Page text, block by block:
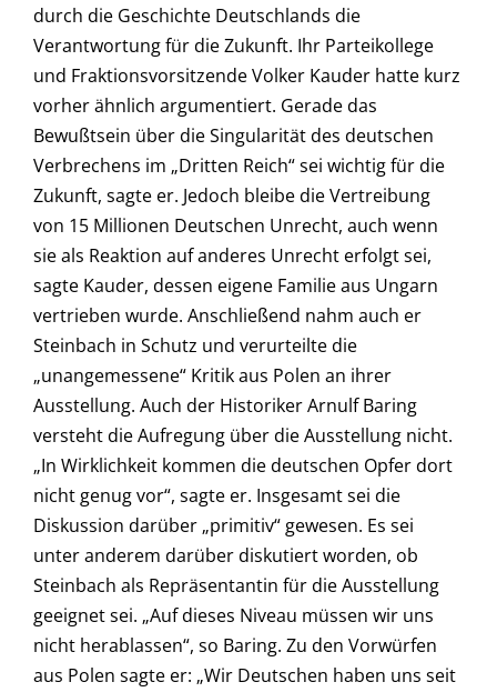
durch die Geschichte Deutschlands die
Verantwortung für die Zukunft. Ihr Parteikollege
und Fraktionsvorsitzende Volker Kauder hatte kurz
vorher ähnlich argumentiert. Gerade das
Bewußtsein über die Singularität des deutschen
Verbrechens im „Dritten Reich“ sei wichtig für die
Zukunft, sagte er. Jedoch bleibe die Vertreibung
von 15 Millionen Deutschen Unrecht, auch wenn
sie als Reaktion auf anderes Unrecht erfolgt sei,
sagte Kauder, dessen eigene Familie aus Ungarn
vertrieben wurde. Anschließend nahm auch er
Steinbach in Schutz und verurteilte die
„unangemessene“ Kritik aus Polen an ihrer
Ausstellung. Auch der Historiker Arnulf Baring
versteht die Aufregung über die Ausstellung nicht.
„In Wirklichkeit kommen die deutschen Opfer dort
nicht genug vor“, sagte er. Insgesamt sei die
Diskussion darüber „primitiv“ gewesen. Es sei
unter anderem darüber diskutiert worden, ob
Steinbach als Repräsentantin für die Ausstellung
geeignet sei. „Auf dieses Niveau müssen wir uns
nicht herablassen“, so Baring. Zu den Vorwürfen
aus Polen sagte er: „Wir Deutschen haben uns seit